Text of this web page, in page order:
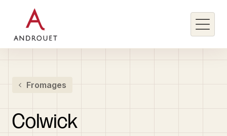
Rechercher un mot clé
Fromages
Colwick